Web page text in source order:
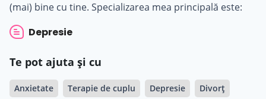
(mai) bine cu tine. Specializarea mea principală este:
Depresie
Te pot ajuta și cu
Anxietate Terapie de cuplu Depresie
Divorț